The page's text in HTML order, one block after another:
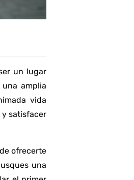
un lugar
amplia
vida
y satisfacer
ofrecerte
una